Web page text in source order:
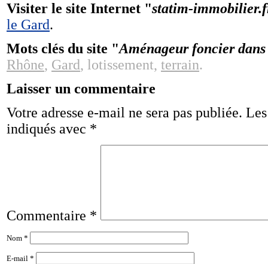
Visiter le site Internet "statim-
le Gard.
Mots clés du site "Aménageur foncier
Rhône, Gard, lotissement, terrain.
Laisser un commentaire
Votre adresse e-mail ne sera pas publiée.
indiqués avec *
Commentaire *
Nom *
E-mail *